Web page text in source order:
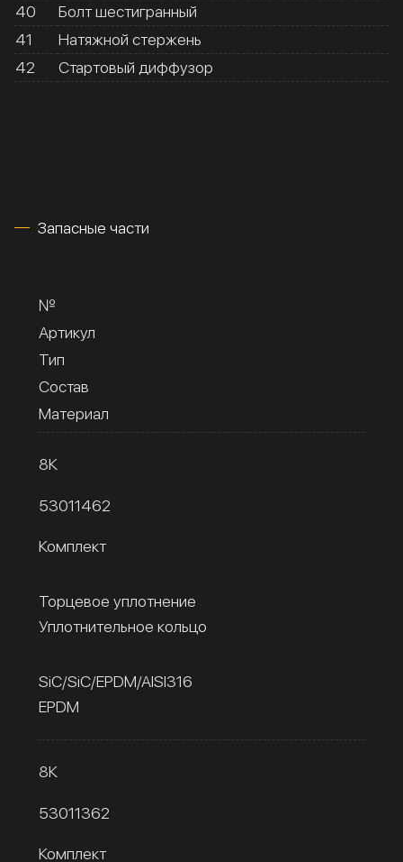
40
Болт шестигранный
41
Натяжной стержень
42
Стартовый диффузор
Запасные части
№
Артикул
Тип
Состав
Материал
8К
53011462
Комплект
Торцевое уплотнение
Уплотнительное кольцо
SiC/SiC/EPDM/AISI316
EPDM
8К
53011362
Комплект